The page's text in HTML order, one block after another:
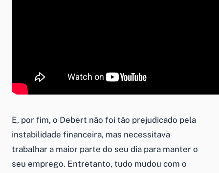
E, por fim, o Debert não foi tão prejudicado pela
instabilidade financeira, mas necessitava
trabalhar a maior parte do seu dia para manter o
seu emprego. Entretanto, tudo mudou com o